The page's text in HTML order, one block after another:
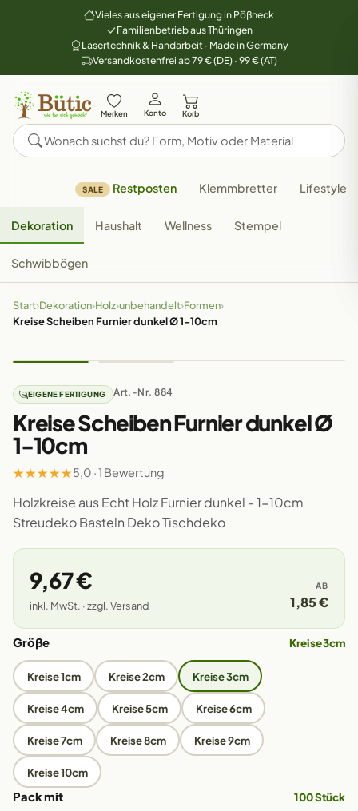
Vieles aus eigener Fertigung in Pößneck
Familienbetrieb aus Thüringen
Lasertechnik & Handarbeit · Made in Germany
Versandkostenfrei ab 79 € (DE) · 99 € (AT)
Merken Konto Korb
SALE Restposten Klemmbretter Lifestyle
Dekoration Haushalt Wellness Stempel
Schwibbögen
Start›Dekoration›Holz›unbehandelt›Formen›
Kreise Scheiben Furnier dunkel Ø 1-10cm
EIGENE FERTIGUNG Art.-Nr. 884
Kreise Scheiben Furnier dunkel Ø
1-10cm
★★★★★5,0 · 1 Bewertung
Holzkreise aus Echt Holz Furnier dunkel - 1-10cm
Streudeko Basteln Deko Tischdeko
9,67 €
inkl. MwSt. · zzgl. Versand
AB
1,85 €
Größe Kreise 3cm
Kreise 1cm Kreise 2cm Kreise 3cm
Kreise 4cm Kreise 5cm Kreise 6cm
Kreise 7cm Kreise 8cm Kreise 9cm
Kreise 10cm
Pack mit 100 Stück